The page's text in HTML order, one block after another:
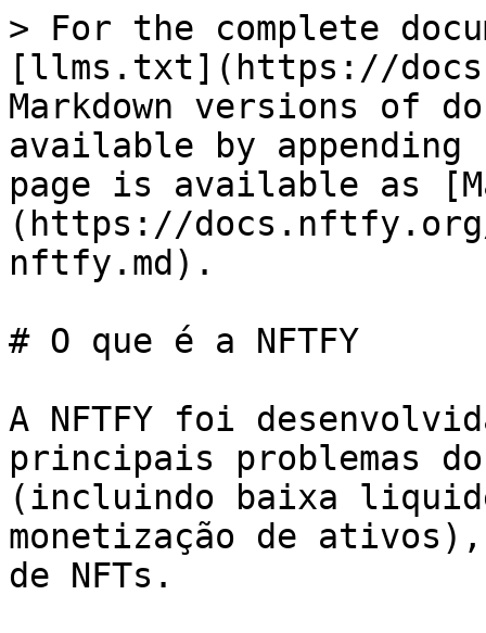
> For the complete
[llms.txt](https://
Markdown versions of
available by
page is available as
(https://docs.nftfy.org/
nftfy.md).
# O que é a NFTFY
A NFTFY foi
principais problemas do
(incluindo baixa
monetização de
de NFTs.